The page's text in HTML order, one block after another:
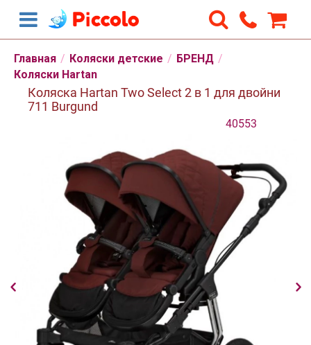
Главная / Коляски детские / БРЕНД /
Коляски Hartan
Коляска Hartan Two Select 2 в 1 для двойни
711 Burgund
40553